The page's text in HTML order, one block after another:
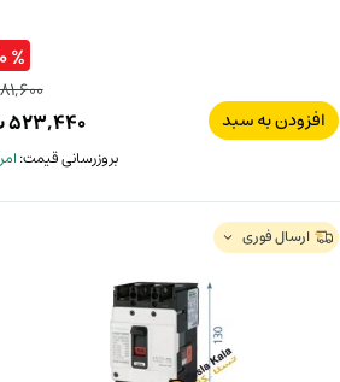
افزودن به سبد ۵۲۳,۴۴۰
% ۱۰
بروزرسانی قیمت:
ارسال فوری